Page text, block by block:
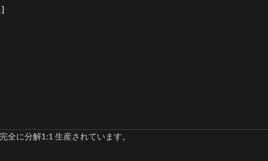
に分解1:1 生産されています。